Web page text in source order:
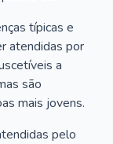
típicas e
atendidas por
a
são
mais jovens.
pelo